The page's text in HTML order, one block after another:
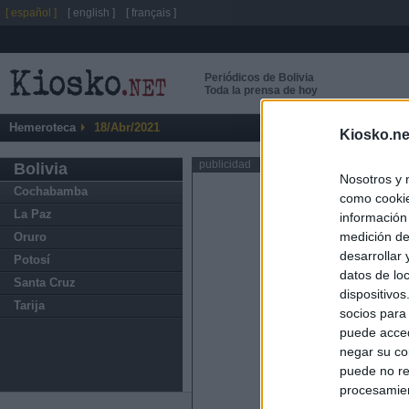
Nosotros y
como
medición
desarrollar
datos de
socios
puede
negar su
puede no
Periódicos de Bolivia
Toda la prensa de hoy
Hemeroteca 18/Abr/2021
Bolivia
Cochabamba
La Paz
Oruro
Potosí
Santa Cruz
Tarija
publicidad
[ español ] [ english ] [ français ]